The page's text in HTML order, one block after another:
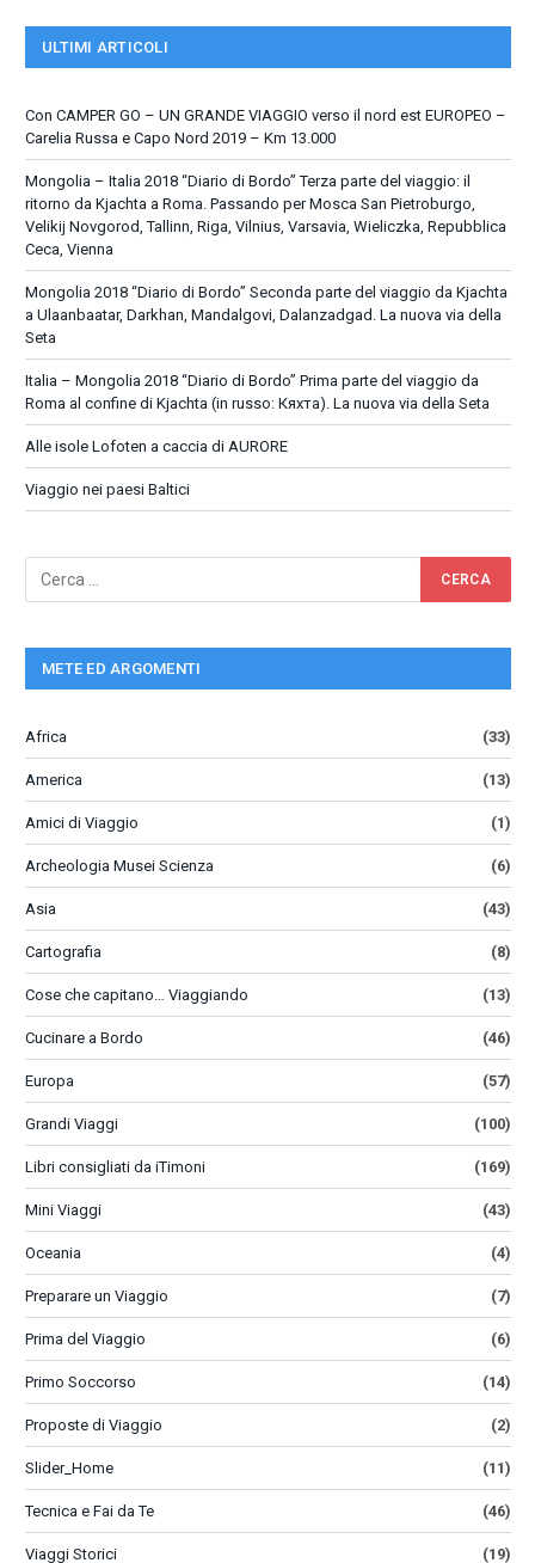
ULTIMI ARTICOLI
Con CAMPER GO – UN GRANDE VIAGGIO verso il nord est EUROPEO –
Carelia Russa e Capo Nord 2019 – Km 13.000
Mongolia – Italia 2018 “Diario di Bordo” Terza parte del viaggio: il
ritorno da Kjachta a Roma. Passando per Mosca San Pietroburgo,
Velikij Novgorod, Tallinn, Riga, Vilnius, Varsavia, Wieliczka, Repubblica
Ceca, Vienna
Mongolia 2018 “Diario di Bordo” Seconda parte del viaggio da Kjachta
a Ulaanbaatar, Darkhan, Mandalgovi, Dalanzadgad. La nuova via della
Seta
Italia – Mongolia 2018 “Diario di Bordo” Prima parte del viaggio da
Roma al confine di Kjachta (in russo: Кяхта). La nuova via della Seta
Alle isole Lofoten a caccia di AURORE
Viaggio nei paesi Baltici
METE ED ARGOMENTI
Africa (33)
America (13)
Amici di Viaggio (1)
Archeologia Musei Scienza (6)
Asia (43)
Cartografia (8)
Cose che capitano… Viaggiando (13)
Cucinare a Bordo (46)
Europa (57)
Grandi Viaggi (100)
Libri consigliati da iTimoni (169)
Mini Viaggi (43)
Oceania (4)
Preparare un Viaggio (7)
Prima del Viaggio (6)
Primo Soccorso (14)
Proposte di Viaggio (2)
Slider_Home (11)
Tecnica e Fai da Te (46)
Viaggi Storici (19)